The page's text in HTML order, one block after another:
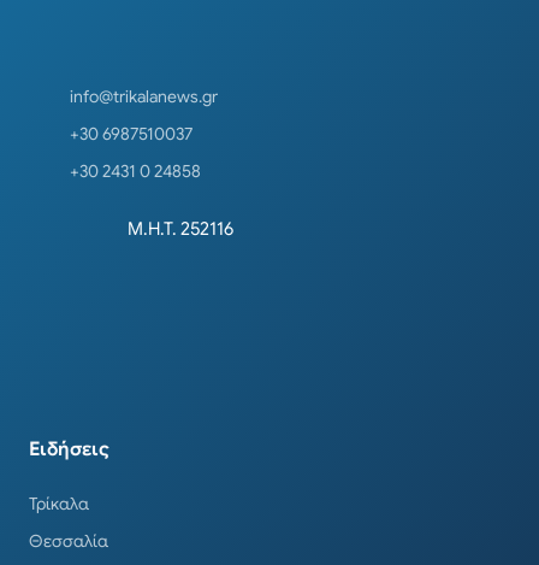
info@trikalanews.gr
+30 6987510037
+30 2431 0 24858
Μ.Η.Τ. 252116
Ειδήσεις
Τρίκαλα
Θεσσαλία